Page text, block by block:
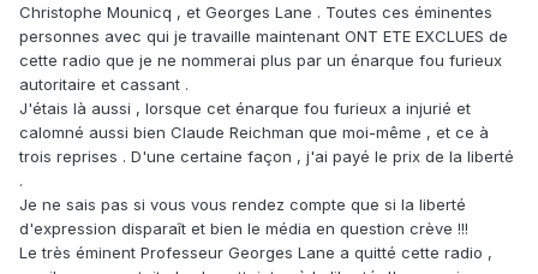
Christophe Mounicq , et Georges Lane . Toutes ces éminentes
personnes avec qui je travaille maintenant ONT ETE EXCLUES de
cette radio que je ne nommerai plus par un énarque fou furieux
autoritaire et cassant .
J'étais là aussi , lorsque cet énarque fou furieux a injurié et
calomné aussi bien Claude Reichman que moi-même , et ce à
trois reprises . D'une certaine façon , j'ai payé le prix de la liberté
.
Je ne sais pas si vous vous rendez compte que si la liberté
d'expression disparaît et bien le média en question crève !!!
Le très éminent Professeur Georges Lane a quitté cette radio ,